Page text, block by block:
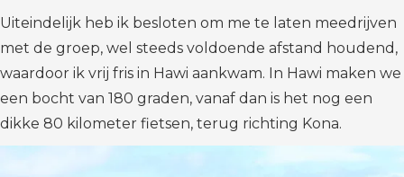
Uiteindelijk heb ik besloten om me te laten meedrijven
met de groep, wel steeds voldoende afstand houdend,
waardoor ik vrij fris in Hawi aankwam. In Hawi maken we
een bocht van 180 graden, vanaf dan is het nog een
dikke 80 kilometer fietsen, terug richting Kona.